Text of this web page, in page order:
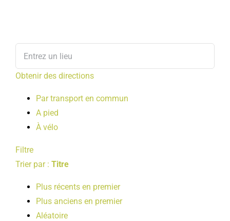
Obtenir des directions
Par transport en commun
A pied
À vélo
Filtre
Trier par : Titre
Plus récents en premier
Plus anciens en premier
Aléatoire